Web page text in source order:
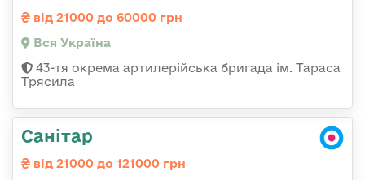
від 21000 до 60000 грн
Вся Україна
43-тя окрема артилерійська бригада ім. Тараса
Трясила
Санітар
від 21000 до 121000 грн